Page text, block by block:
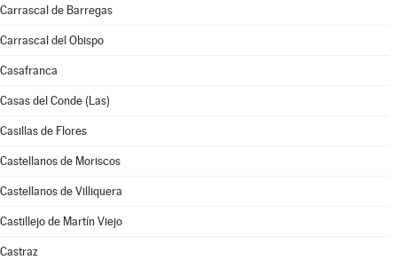
Carrascal de Barregas
Carrascal del Obispo
Casafranca
Casas del Conde (Las)
Casillas de Flores
Castellanos de Moriscos
Castellanos de Villiquera
Castillejo de Martín Viejo
Castraz